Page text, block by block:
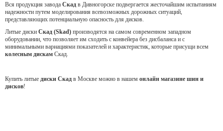
Вся продукция завода Скад в Дивногорске подвергается жесточайшим испытаниям
надежности путем моделирования всевозможных дорожных ситуаций,
представляющих потенциальную опасность для дисков.
Литые диски Скад (Skad) производятся на самом современном западном
оборудовании, что позволяет им сходить с конвейера без дисбаланса и с
минимальными вариациями показателей и характеристик, которые присущи всем
колесным дискам Скад.
Купить литые диски Скад в Москве можно в нашем онлайн магазине шин и
дисков!